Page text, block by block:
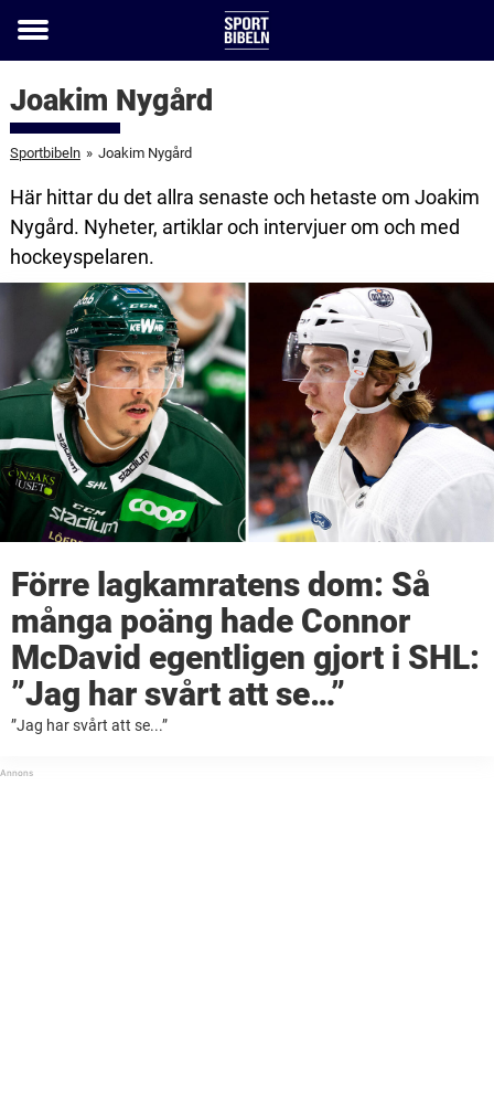
Toggle
Joakim Nygård
Sportbibeln » Joakim Nygård
Här hittar du det allra senaste och hetaste om Joakim
Nygård. Nyheter, artiklar och intervjuer om och med
hockeyspelaren.
Förre lagkamratens dom: Så
många poäng hade Connor
McDavid egentligen gjort i SHL:
”Jag har svårt att se…”
”Jag har svårt att se...”